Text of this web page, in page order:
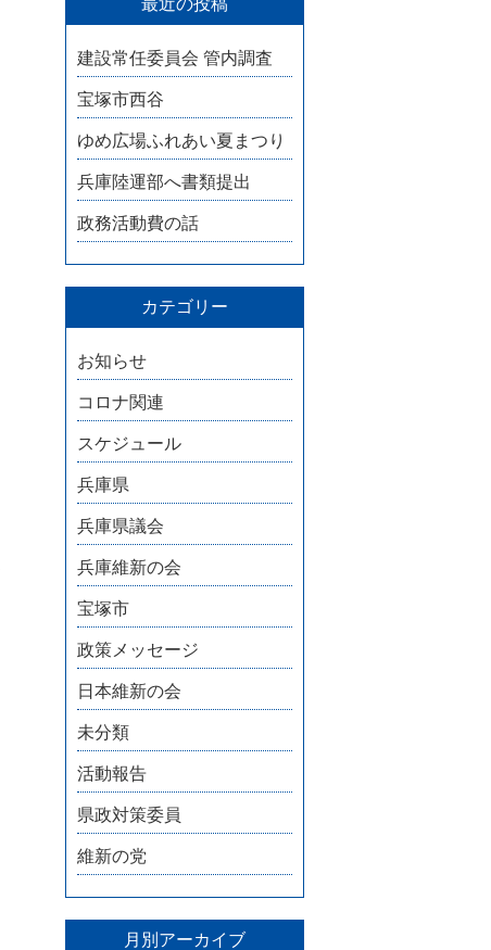
最近の投稿
建設常任委員会 管内調査
宝塚市西谷
ゆめ広場ふれあい夏まつり
兵庫陸運部へ書類提出
政務活動費の話
カテゴリー
お知らせ
コロナ関連
スケジュール
兵庫県
兵庫県議会
兵庫維新の会
宝塚市
政策メッセージ
日本維新の会
未分類
活動報告
県政対策委員
維新の党
月別アーカイブ